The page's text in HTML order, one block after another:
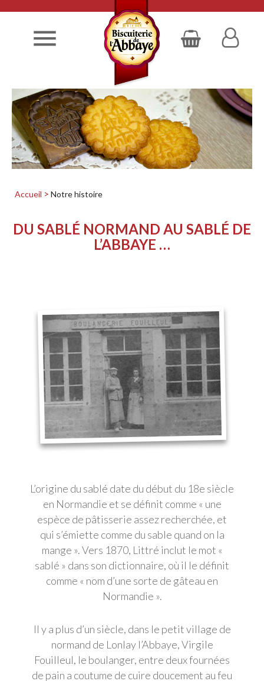

Accueil Notre histoire
DU SABLÉ NORMAND AU SABLÉ DE
L’ABBAYE …
L’origine du sablé date du début du 18e siècle
en Normandie et se définit comme « une
espèce de pâtisserie assez recherchée, et
qui s’émiette comme du sable quand on la
mange ». Vers 1870, Littré inclut le mot «
sablé » dans son dictionnaire, où il le définit
comme « nom d’une sorte de gâteau en
Normandie ».
Il y a plus d’un siècle, dans le petit village de
normand de Lonlay l’Abbaye, Virgile
Fouilleul, le boulanger, entre deux fournées
de pain a coutume de cuire doucement au feu